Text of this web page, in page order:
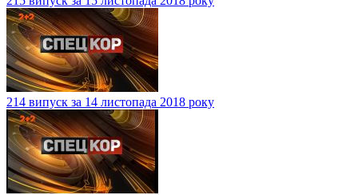
214 випуск за 14 листопада 2018 року